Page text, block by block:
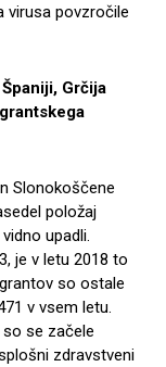
virusa povzročile
Grčija
Slonokoščene
položaj
upadli.
je v letu 2018 to
so ostale
v vsem letu.
se začele
zdravstveni